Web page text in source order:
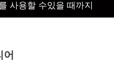
사용할 수있을 때까지
어